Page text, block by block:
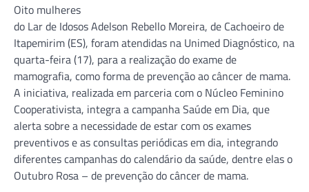
Oito mulheres
do Lar de Idosos Adelson Rebello Moreira, de Cachoeiro de
Itapemirim (ES), foram atendidas na Unimed Diagnóstico, na
quarta-feira (17), para a realização do exame de
mamografia, como forma de prevenção ao câncer de mama.
A iniciativa, realizada em parceria com o Núcleo Feminino
Cooperativista, integra a campanha Saúde em Dia, que
alerta sobre a necessidade de estar com os exames
preventivos e as consultas periódicas em dia, integrando
diferentes campanhas do calendário da saúde, dentre elas o
Outubro Rosa – de prevenção do câncer de mama.